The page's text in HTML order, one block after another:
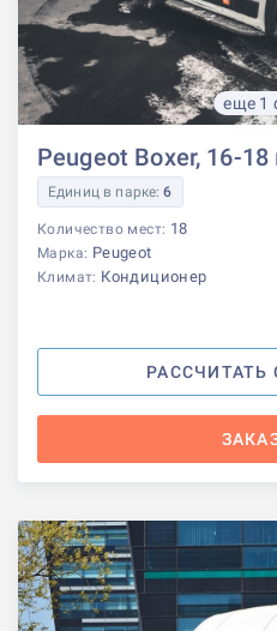
еще 1
Peugeot Boxer, 16-18
Единиц в парке:6
Количество мест: 18
Марка: Peugeot
Климат: Кондиционер